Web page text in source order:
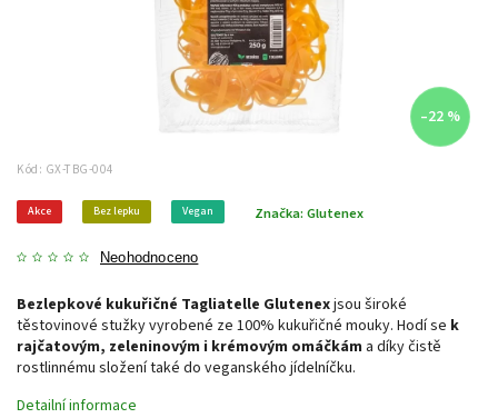
–22 %
Kód: GX-TBG-004
Akce Bez lepku Vegan
Neohodnoceno
Značka: Glutenex
Bezlepkové kukuřičné Tagliatelle Glutenexjsou široké
těstovinové stužky vyrobené ze 100% kukuřičné mouky. Hodí se k
rajčatovým, zeleninovým i krémovým omáčkám a díky čistě
rostlinnému složení také do veganského jídelníčku.
Detailní informace